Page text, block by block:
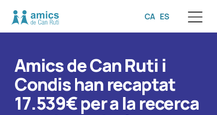
CA ES
Amics de Can Ruti i
Condis han recaptat
17.539€ per a la recerca